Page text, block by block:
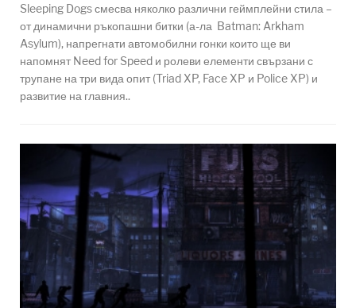
Sleeping Dogs смесва няколко различни геймплейни стила –
от динамични ръкопашни битки (а-ла Batman: Arkham
Asylum), напрегнати автомобилни гонки които ще ви
напомнят Need for Speed и ролеви елементи свързани с
трупане на три вида опит (Triad XP, Face XP и Police XP) и
развитие на главния..